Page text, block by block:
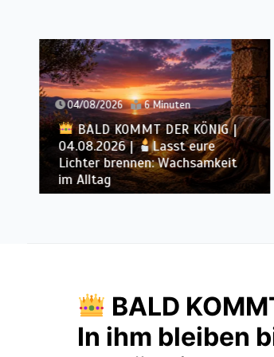
04/08/2026 6 Minuten
BALD KOMMT DER KÖNIG |
04.08.2026 |
Lasst eure
Lichter brennen: Wachsamkeit
im Alltag
BALD
In ihm bleiben